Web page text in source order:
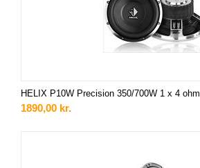
HELIX P10W Precision 350/700W 1 x 4 ohm
1890,00 kr.